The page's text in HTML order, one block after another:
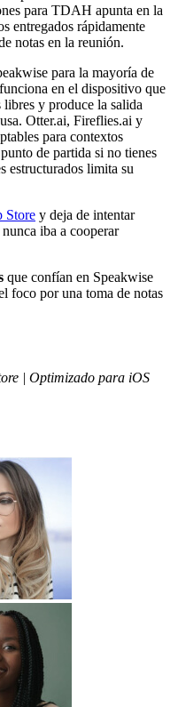
para TDAH apunta en la
entregados rápidamente
notas en la reunión.
para la mayoría de
en el dispositivo que
y produce la salida
Otter.ai, Fireflies.ai y
para contextos
de partida si no tienes
estructurados limita su
Store y deja de intentar
iba a cooperar
que confían en Speakwise
foco por una toma de notas
| Optimizado para iOS